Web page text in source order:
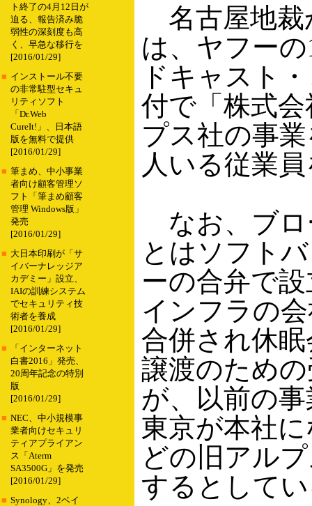
ト終了の4月12日が
迫る、報告済み脆
弱性の深刻度も高
く、早急な移行を
[2016/01/29]
■ インストール不要
の非常駐型セキュ
リティソフト
「Dr.Web
CureIt!」、日本語
版を無料で提供
[2016/01/29]
■ 筆まめ、中小事業
者向け顧客管理ソ
フト「筆まめ顧客
管理 Windows版」
発売
[2016/01/29]
■ 大日本印刷が「サ
イバーナレッジア
カデミー」設立、
IAIの訓練システム
でセキュリティ技
術者を養成
[2016/01/29]
■
「インターネット
白書2016」発売、
20周年記念の特別
版
[2016/01/29]
■ NEC、中小規模事
業者向けセキュリ
ティアプライアン
ス「Aterm
SA3500G」を発売
[2016/01/29]
■ Synology、2ベイ
名古屋地裁
は、ヤフー
ドキャスト
付で「株式
プス社の事
人いる従業
なお、ブロ
とはソフト
ーの合弁で
インフラの
合併され休
譲渡のため
が、以前の
東京が本社
どの旧アル
するとして